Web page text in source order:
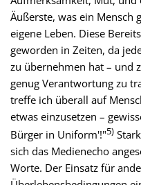
Äußerste, was ein Mensch
eigene Leben. Diese
geworden in Zeiten, da
zu übernehmen hat – und
genug Verantwortung zu
treffe ich überall auf
etwas einzusetzen –
Bürger in Uniform'!"5)
sich das Medienecho
Worte. Der Einsatz für